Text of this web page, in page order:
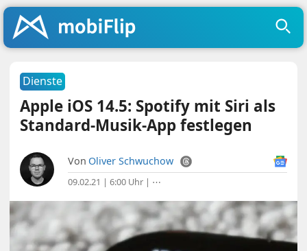
Dienste
Apple iOS 14.5: Spotify mit Siri als
Standard-Musik-App festlegen
Von Oliver Schwuchow
09.02.21 | 6:00 Uhr | ⋯